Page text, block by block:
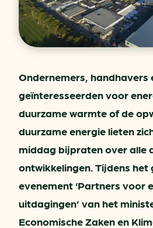
Ondernemers, handhavers
geïnteresseerden voor
duurzame warmte of de
duurzame energie lieten
middag bijpraten over alle
ontwikkelingen. Tijdens het
evenement ‘Partners voor
uitdagingen’ van het
Economische Zaken en